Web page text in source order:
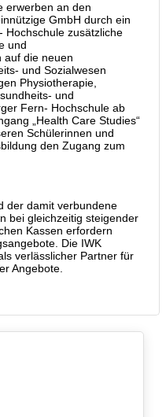
erwerben an den
GmbH durch ein
Hochschule zusätzliche
und
auf die neuen
und Sozialwesen
Physiotherapie,
und
Fern- Hochschule ab
„Health Care Studies“
Schülerinnen und
den Zugang zum
der damit verbundene
bei gleichzeitig steigender
Kassen erfordern
Die IWK
verlässlicher Partner für
Angebote.